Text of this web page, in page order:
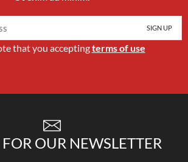
that you acceptingterms of use
OUR NEWSLETTER